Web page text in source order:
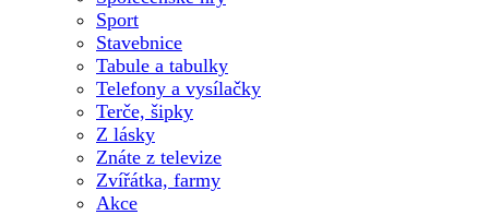
Sport
Stavebnice
Tabule a tabulky
Telefony a vysílačky
Terče, šipky
Z lásky
Znáte z televize
Zvířátka, farmy
Akce